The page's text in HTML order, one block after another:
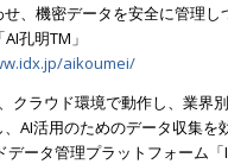
、機密データを安全に管理し
孔明TM」
aikoumei/
、クラウド環境で動作し、業
AI活用のためのデータ収集を
ータ管理プラットフォーム「